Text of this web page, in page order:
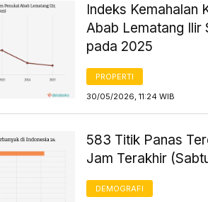
Indeks Kemahalan
Abab Lematang Ilir
pada 2025
PROPERTI
30/05/2026, 11:24 WIB
583 Titik Panas
Jam Terakhir
DEMOGRAFI